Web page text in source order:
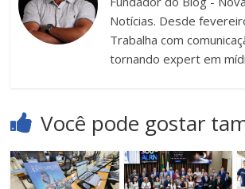
Notícias. Desde
Trabalha com
tornando expert em
Você pode gostar